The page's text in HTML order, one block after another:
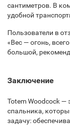
сантиметров. В
удобной
Пользователи в
«Вес — огонь,
большой,
Заключение
Totem Woodcock —
спальника,
задачу: